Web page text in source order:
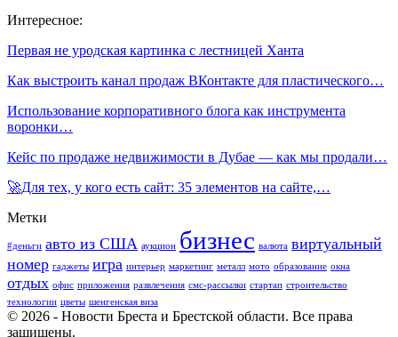
Интересное:
Первая не уродская картинка с лестницей Ханта
Как выстроить канал продаж ВКонтакте для пластического…
Использование корпоративного блога как инструмента
воронки…
Кейс по продаже недвижимости в Дубае — как мы продали…
🚀Для тех, у кого есть сайт: 35 элементов на сайте,…
Метки
#деньги авто из США аукцион бизнес валюта виртуальный
номер гаджеты игра интерьер маркетинг металл мото образование окна
отдых офис приложения развлечения смс-рассылки стартап строительство
технологии цветы шенгенская виза
© 2026 - Новости Бреста и Брестской области. Все права
защищены.